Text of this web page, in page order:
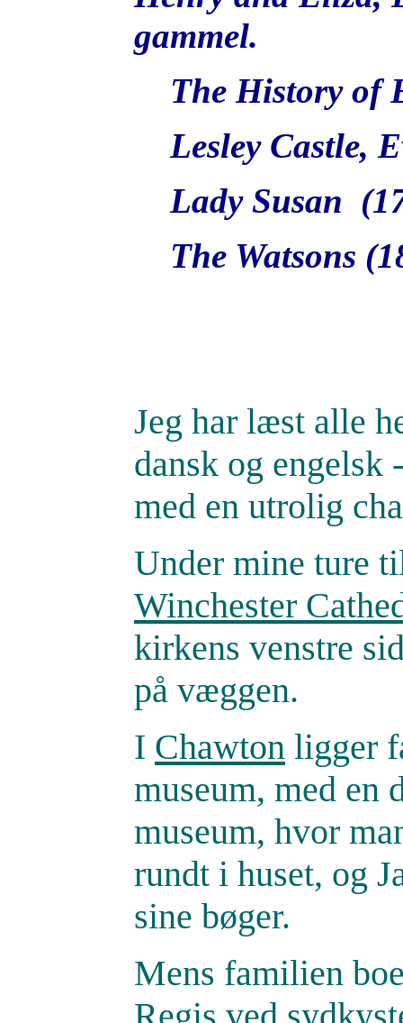
gammel.
The History of
Lesley Castle,
Lady Susan
The Watsons
Jeg har læst alle
dansk og engelsk
med en utrolig
Under mine ture
Winchester
kirkens venstre
på væggen.
I Chawton ligger
museum, med
museum, hvor
rundt i huset, og
sine bøger.
Mens familien